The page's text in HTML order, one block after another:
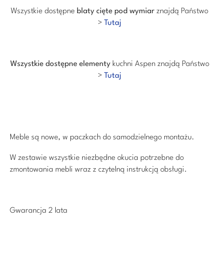
Wszystkie dostępne blaty cięte pod wymiar znajdą Państwo
> Tutaj
Wszystkie dostępne elementykuchni Aspen znajdą Państwo
> Tutaj
Meble są nowe, w paczkach do samodzielnego montażu.
W zestawie wszystkie niezbędne okucia potrzebne do
zmontowania mebli wraz z czytelną instrukcją obsługi.
Gwarancja 2 lata